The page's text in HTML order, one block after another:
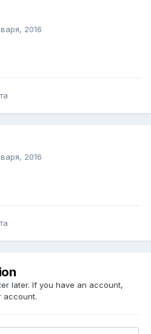
2016
2016
later. If you have an account,
account.